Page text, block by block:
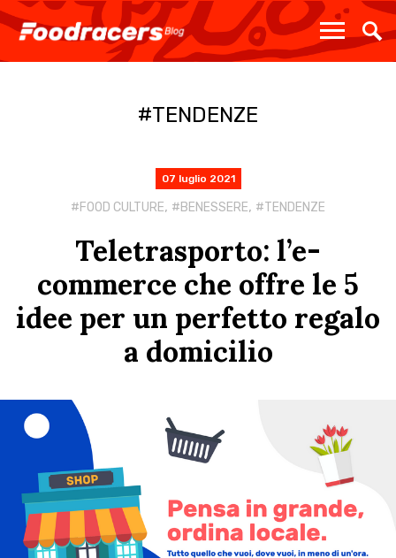
TENDENZE
07 luglio 2021
FOOD CULTURE, BENESSERE, TENDENZE
Teletrasporto: l’e-
commerce che offre le 5
idee per un perfetto regalo
a domicilio